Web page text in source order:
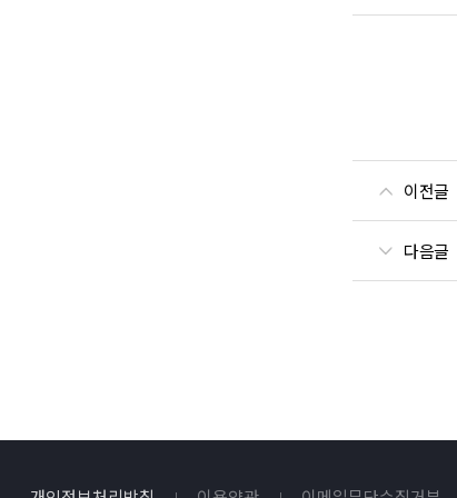
이전글
다음글